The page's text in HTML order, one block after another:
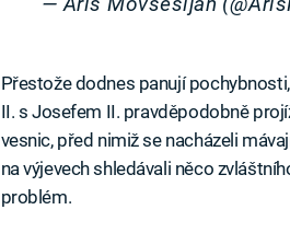
Přestože dodnes panují
II. s Josefem II. pravděpodobně
vesnic, před nimiž se nacházeli
na výjevech shledávali něco
problém.